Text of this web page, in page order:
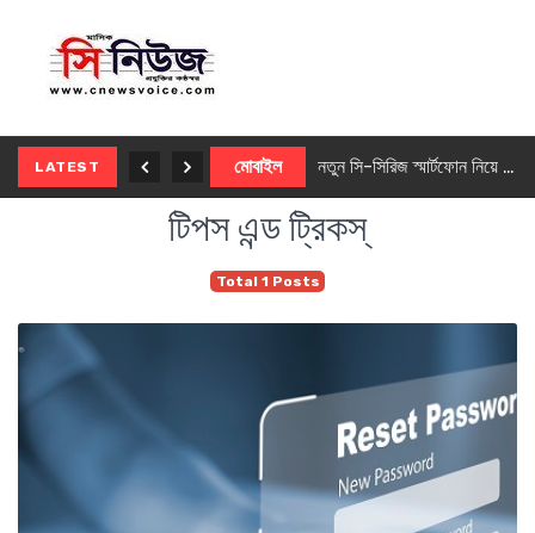
LATEST মোবাইল নতুন সি-সিরিজ স্মার্টফোন নিয়ে আসছে রিয়েলমি
টিপস এন্ড ট্রিকস্
Total 1 Posts